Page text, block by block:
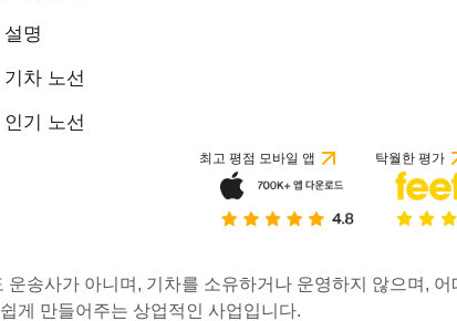
설명
기차 노선
인기 노선
최고 평점 모바일 앱 탁월한 평가
송사가 아니며, 기차를 소유하거나 운영하지 않으며,
게 만들어주는 상업적인 사업입니다.